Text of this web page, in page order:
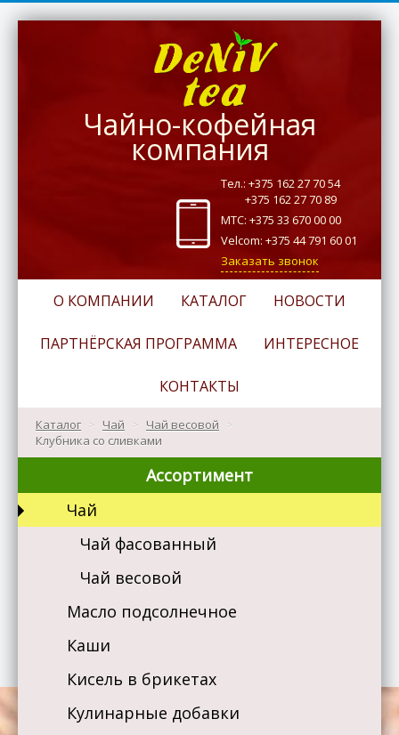
Чайно-кофейная
компания
Тел.: +375 162 27 70 54
+375 162 27 70 89
МТС: +375 33 670 00 00
Velcom: +375 44 791 60 01
Заказать звонок
О КОМПАНИИ КАТАЛОГ НОВОСТИ
ПАРТНЁРСКАЯ ПРОГРАММА ИНТЕРЕСНОЕ
КОНТАКТЫ
Каталог > Чай > Чай весовой >
Клубника со сливками
Ассортимент
Чай
Чай фасованный
Чай весовой
Масло подсолнечное
Каши
Кисель в брикетах
Кулинарные добавки